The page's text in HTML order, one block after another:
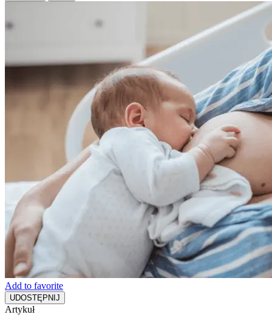
Add to favorite
UDOSTĘPNIJ
Artykuł